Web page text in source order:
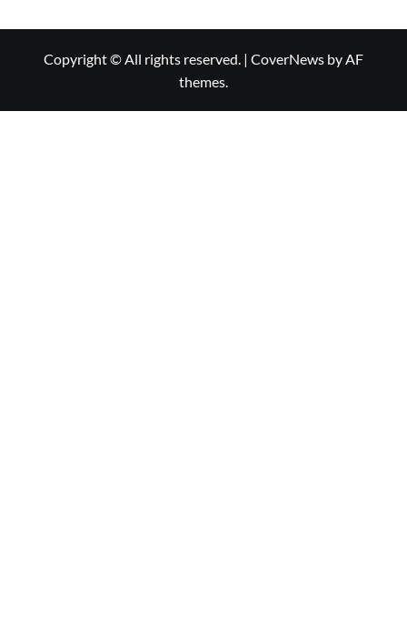
Copyright © All rights reserved. | CoverNews by AF
themes.